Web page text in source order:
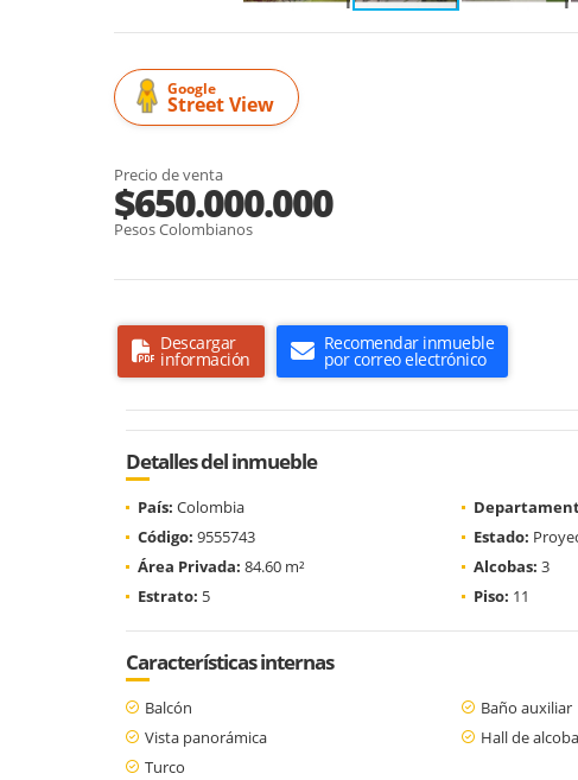
Google
Street View
Precio de venta
$650.000.000
Pesos Colombianos
Descargar
información
Recomendar inmueble
por correo electrónico
Detalles del inmueble
País: Colombia
Código: 9555743 Estado:
Área Privada: 84.60 m² Alcobas: 3
Estrato: 5 Piso: 11
Características internas
Balcón Baño auxiliar
Vista panorámica
Hall de
Turco